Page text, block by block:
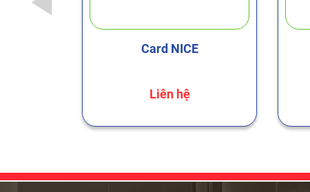
Card NICE
Liên hệ